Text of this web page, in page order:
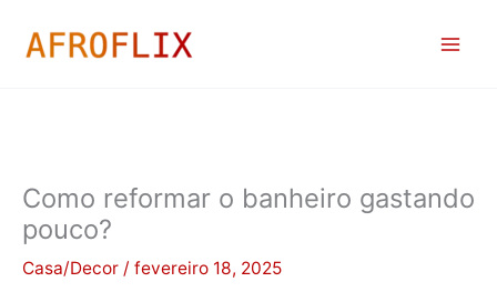
para
Como reformar o banheiro gastando
pouco?
Casa/Decor / fevereiro 18, 2025